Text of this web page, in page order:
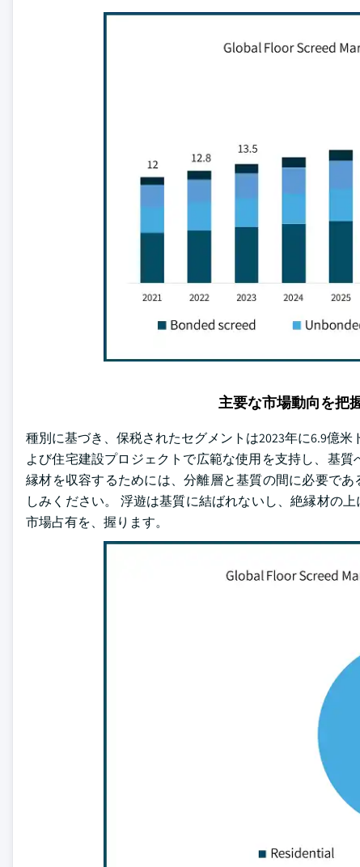
主要な市場動向を把
種別に基づき、保税されたセグメントは2023年に6.9億
よび住宅建設プロジェクトで広範な使用を支持し、基
縁材を収容するためには、分離層と基質の間に必要で
しみください。 浮遊は基質に結ばれないし、絶縁材の
市場占有を、握ります。